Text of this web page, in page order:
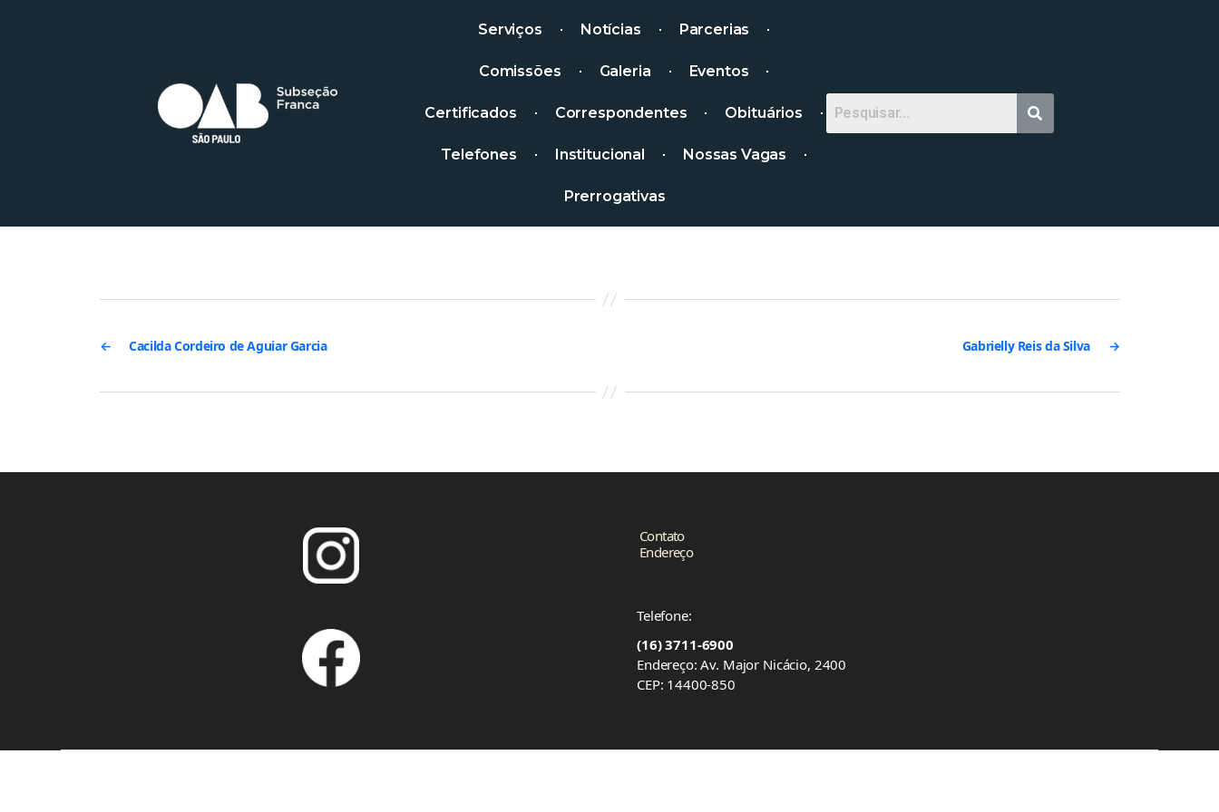
Serviços Notícias Parcerias
Comissões Galeria Eventos
Certificados Correspondentes Obituários
Telefones Institucional Nossas Vagas
Prerrogativas
← Cacilda Cordeiro de Aguiar Garcia →
Gabrielly Reis da Silva
Contato
Endereço
Telefone:
(16) 3711-6900
Endereço: Av. Major Nicácio, 2400
CEP: 14400-850